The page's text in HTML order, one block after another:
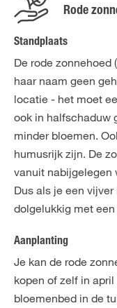
Rode
Standplaats
De rode zonnehoed
haar naam geen
locatie - het moet
ook in halfschaduw
minder bloemen.
humusrijk zijn. De
vanuit nabijgelegen
Dus als je een
dolgelukkig met
Aanplanting
Je kan de rode
kopen of zelf in
bloemenbed in de